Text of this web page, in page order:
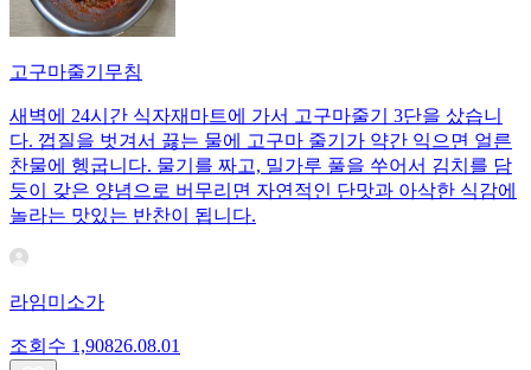
고구마줄기무침
새벽에 24시간 식자재마트에 가서 고구마줄기 3단을 샀습니
다. 껍질을 벗겨서 끓는 물에 고구마 줄기가 약간 익으면 얼른
찬물에 헹굽니다. 물기를 짜고, 밀가루 풀을 쑤어서 김치를 담
듯이 갖은 양념으로 버무리면 자연적인 단맛과 아삭한 식감에
놀라는 맛있는 반찬이 됩니다.
라임미소가
조회수 1,90826.08.01